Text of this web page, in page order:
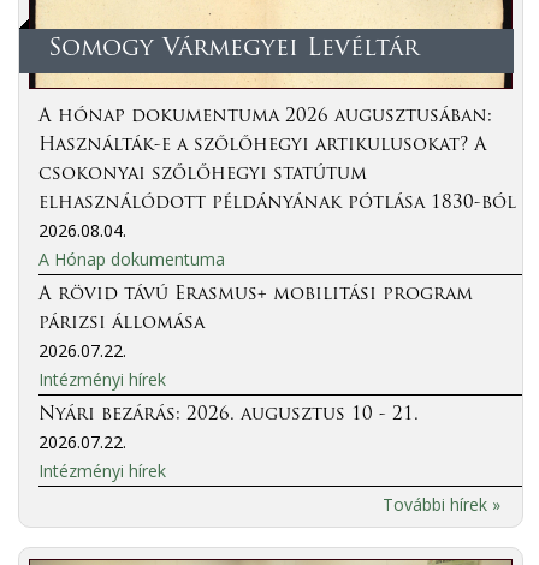
Somogy Vármegyei Levéltár
A hónap dokumentuma 2026 augusztusában:
Használták-e a szőlőhegyi artikulusokat? A
csokonyai szőlőhegyi statútum
elhasználódott példányának pótlása 1830-ból
2026.08.04.
A Hónap dokumentuma
A rövid távú Erasmus+ mobilitási program
párizsi állomása
2026.07.22.
Intézményi hírek
Nyári bezárás: 2026. augusztus 10 - 21.
2026.07.22.
Intézményi hírek
További hírek »